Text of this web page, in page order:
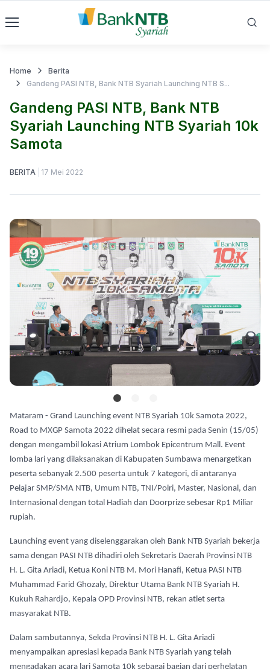
Home
Berita
Gandeng PASI NTB, Bank NTB Syariah Launching NTB S...
Gandeng PASI NTB, Bank NTB
Syariah Launching NTB Syariah 10k
Samota
BERITA 17 Mei 2022
Mataram - Grand Launching event NTB Syariah 10k Samota 2022,
Road to MXGP Samota 2022 dihelat secara resmi pada Senin (15/05)
dengan mengambil lokasi Atrium Lombok Epicentrum Mall. Event
lomba lari yang dilaksanakan di Kabupaten Sumbawa menargetkan
peserta sebanyak 2.500 peserta untuk 7 kategori, di antaranya
Pelajar SMP/SMA NTB, Umum NTB, TNI/Polri, Master, Nasional, dan
Internasional dengan total Hadiah dan Doorprize sebesar Rp1 Miliar
rupiah.
Launching event yang diselenggarakan oleh Bank NTB Syariah bekerja
sama dengan PASI NTB dihadiri oleh Sekretaris Daerah Provinsi NTB
H. L. Gita Ariadi, Ketua Koni NTB M. Mori Hanafi, Ketua PASI NTB
Muhammad Farid Ghozaly, Direktur Utama Bank NTB Syariah H.
Kukuh Rahardjo, Kepala OPD Provinsi NTB, rekan atlet serta
masyarakat NTB.
Dalam sambutannya, Sekda Provinsi NTB H. L. Gita Ariadi
menyampaikan apresiasi kepada Bank NTB Syariah yang telah
mengadakan acara lari Samota 10k sebagai bagian dari perhelatan